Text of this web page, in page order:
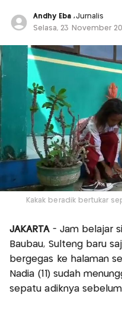
Andhy Eba,Jurnalis
Selasa, 23 November
Kakak beradik bertukar
JAKARTA- Jam belajar
Baubau, Sulteng baru
bergegas ke halaman
Nadia (11) sudah
sepatu adiknya